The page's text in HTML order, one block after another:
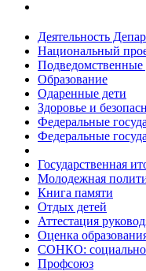
Деятельность
Национальный
Подведомственные
Образование
Одаренные дети
Здоровье и
Федеральные
Федеральные
Государственная
Молодежная
Книга памяти
Отдых детей
Аттестация
Оценка
СОНКО: социально
Профсоюз